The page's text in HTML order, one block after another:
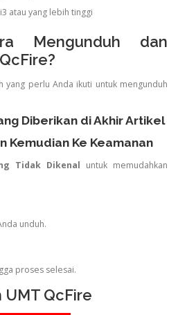
atau yang lebih tinggi
Mengunduh dan
yang perlu Anda ikuti untuk mengunduh
Diberikan di Akhir Artikel
Kemudian Ke Keamanan
Tidak Dikenal untuk memudahkan
unduh.
proses selesai.
UMT QcFire